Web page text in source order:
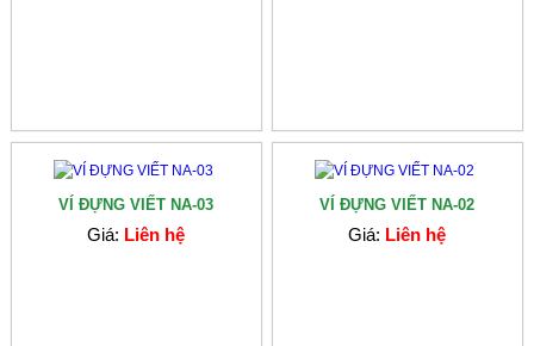
VÍ ĐỰNG VIẾT NA-03
Giá: Liên hệ
VÍ ĐỰNG VIẾT NA-02
Giá: Liên hệ